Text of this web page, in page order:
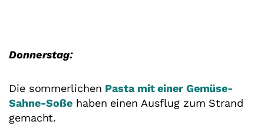
Donnerstag:
Die sommerlichen Pasta mit einer Gemüse-
Sahne-Soße haben einen Ausflug zum Strand
gemacht.